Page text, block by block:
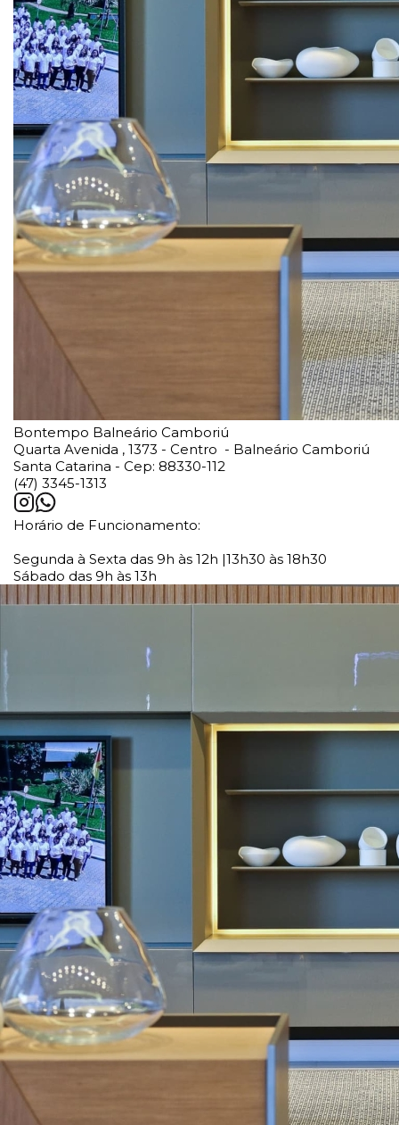
Bontempo Balneário Camboriú
Quarta Avenida , 1373 - Centro - Balneário Camboriú
Santa Catarina - Cep: 88330-112
(47) 3345-1313
Horário de Funcionamento:
Segunda à Sexta das 9h às 12h |13h30 às 18h30
Sábado das 9h às 13h